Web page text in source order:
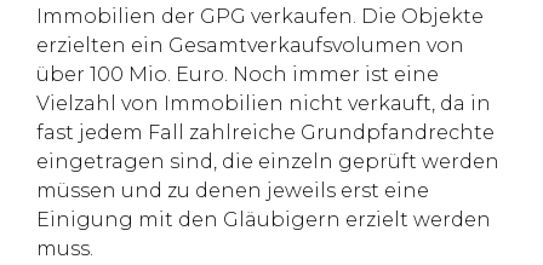
Immobilien der GPG verkaufen. Die Objekte
erzielten ein Gesamtverkaufsvolumen von
über 100 Mio. Euro. Noch immer ist eine
Vielzahl von Immobilien nicht verkauft, da in
fast jedem Fall zahlreiche Grundpfandrechte
eingetragen sind, die einzeln geprüft werden
müssen und zu denen jeweils erst eine
Einigung mit den Gläubigern erzielt werden
muss.